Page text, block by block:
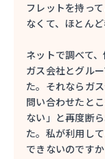
フレットを持っ
なくて、ほとん
ネットで調べて
ガス会社とグル
た。それならガ
問い合わせたと
ない」と再度断
た。私が利用し
できないのですか